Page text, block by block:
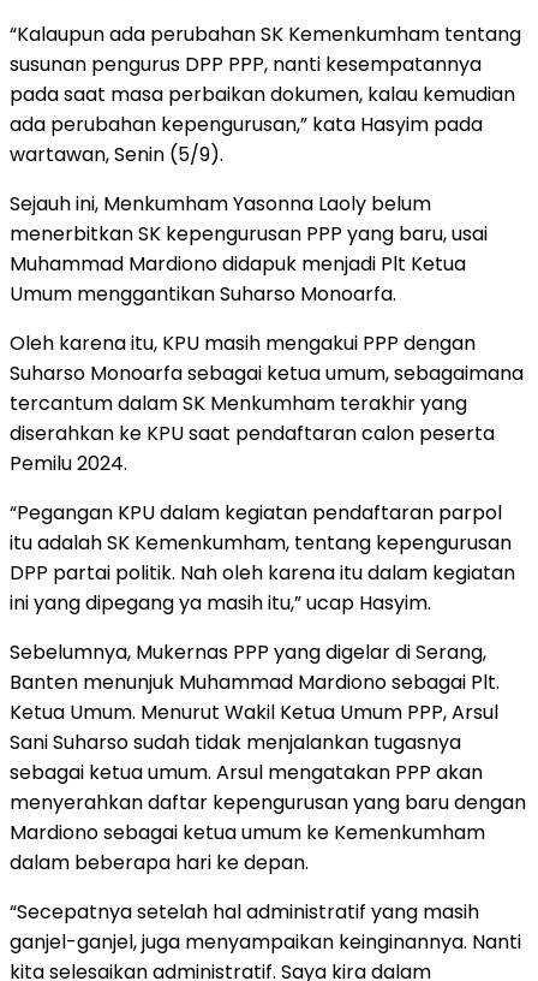
“Kalaupun ada perubahan SK Kemenkumham tentang
susunan pengurus DPP PPP, nanti kesempatannya
pada saat masa perbaikan dokumen, kalau kemudian
ada perubahan kepengurusan,” kata Hasyim pada
wartawan, Senin (5/9).
Sejauh ini, Menkumham Yasonna Laoly belum
menerbitkan SK kepengurusan PPP yang baru, usai
Muhammad Mardiono didapuk menjadi Plt Ketua
Umum menggantikan Suharso Monoarfa.
Oleh karena itu, KPU masih mengakui PPP dengan
Suharso Monoarfa sebagai ketua umum, sebagaimana
tercantum dalam SK Menkumham terakhir yang
diserahkan ke KPU saat pendaftaran calon peserta
Pemilu 2024.
“Pegangan KPU dalam kegiatan pendaftaran parpol
itu adalah SK Kemenkumham, tentang kepengurusan
DPP partai politik. Nah oleh karena itu dalam kegiatan
ini yang dipegang ya masih itu,” ucap Hasyim.
Sebelumnya, Mukernas PPP yang digelar di Serang,
Banten menunjuk Muhammad Mardiono sebagai Plt.
Ketua Umum. Menurut Wakil Ketua Umum PPP, Arsul
Sani Suharso sudah tidak menjalankan tugasnya
sebagai ketua umum. Arsul mengatakan PPP akan
menyerahkan daftar kepengurusan yang baru dengan
Mardiono sebagai ketua umum ke Kemenkumham
dalam beberapa hari ke depan.
“Secepatnya setelah hal administratif yang masih
ganjel-ganjel, juga menyampaikan keinginannya. Nanti
kita selesaikan administratif. Saya kira dalam